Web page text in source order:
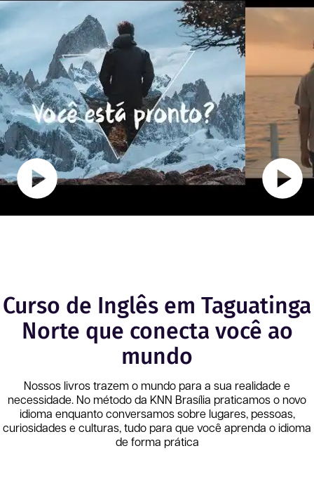
Curso de Inglês em Taguatinga
Norte que conecta você ao
mundo
Nossos livros trazem o mundo para a sua realidade e
necessidade. No método da KNN Brasília praticamos o novo
idioma enquanto conversamos sobre lugares, pessoas,
curiosidades e culturas, tudo para que você aprenda o idioma
de forma prática